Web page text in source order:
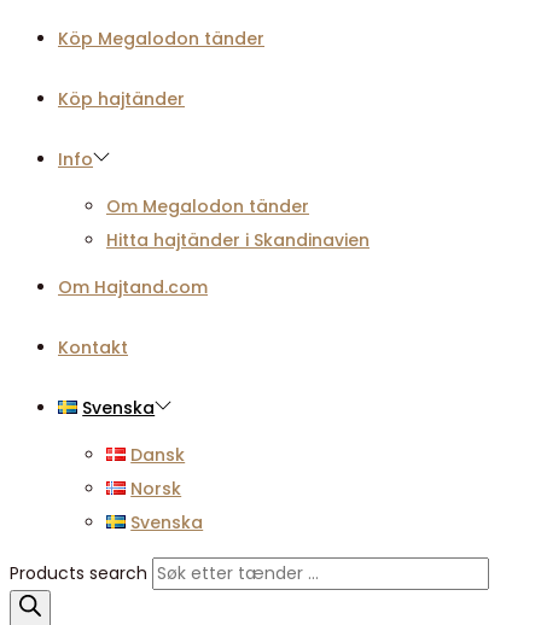
Köp Megalodon tänder
Köp hajtänder
Info
Om Megalodon tänder
Hitta hajtänder i Skandinavien
Om Hajtand.com
Kontakt
Svenska
Dansk
Norsk
Svenska
Products search